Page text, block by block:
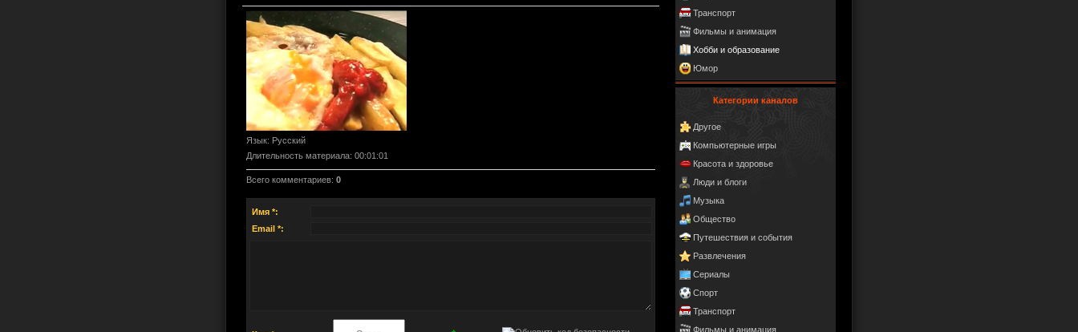
Язык: Русский
Длительность материала: 00:01:01
Всего комментариев: 0
Имя *:
Email *:
Транспорт
Фильмы и анимация
Хобби и образование
Юмор
Категории каналов
Другое
Компьютерные игры
Красота и здоровье
Люди и блоги
Музыка
Общество
Путешествия и события
Развлечения
Сериалы
Спорт
Транспорт
Фильмы и анимация